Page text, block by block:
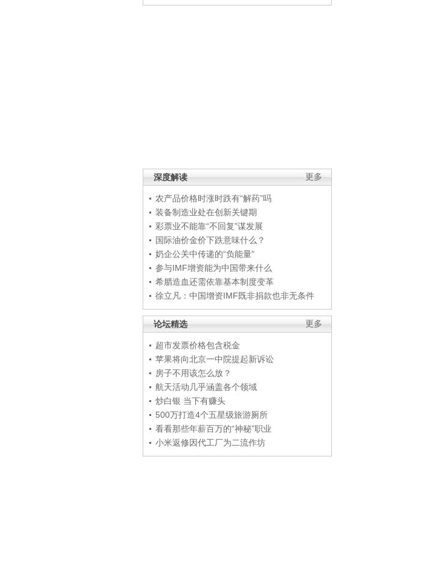
更多
深度解读
农产品价格时涨时跌有“解药”吗
装备制造业处在创新关键期
彩票业不能靠“不回复”谋发展
国际油价金价下跌意味什么？
奶企公关中传递的“负能量”
参与IMF增资能为中国带来什么
希腊造血还需依靠基本制度变革
徐立凡：中国增资IMF既非捐款也非无条件
更多
论坛精选
超市发票价格包含税金
苹果将向北京一中院提起新诉讼
房子不用该怎么放？
航天活动几乎涵盖各个领域
炒白银 当下有赚头
500万打造4个五星级旅游厕所
看看那些年薪百万的“神秘”职业
小米返修因代工厂为二流作坊